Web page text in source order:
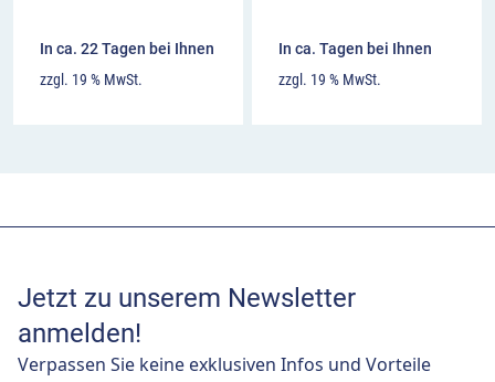
In ca. 22 Tagen bei Ihnen
zzgl. 19 % MwSt.
In ca. Tagen bei Ihnen
zzgl. 19 % MwSt.
Jetzt zu unserem Newsletter
anmelden!
Verpassen Sie keine exklusiven Infos und Vorteile